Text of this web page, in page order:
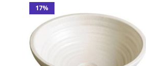
17%